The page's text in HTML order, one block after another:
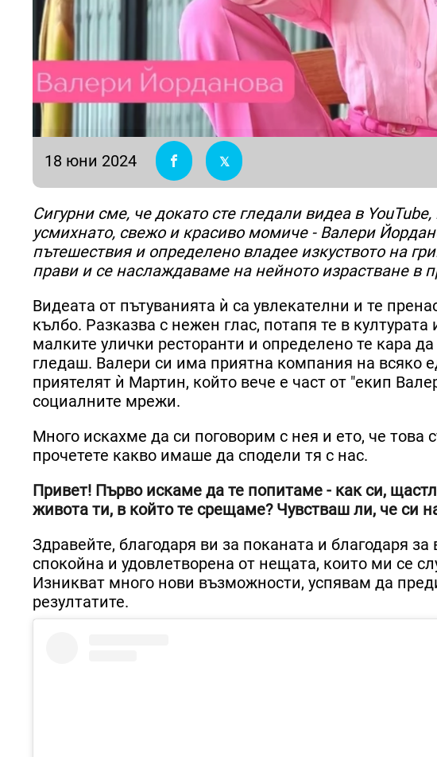
18 юни 2024
Сигурни сме, че докато сте гледали видеа в
усмихнато, свежо и красиво момиче - Валери
пътешествия и определено владее изкуството на
прави и се наслаждаваме на нейното израстване в
Видеата от пътуванията ѝ са увлекателни и те
кълбо. Разказва с нежен глас, потапя те в
малките улички ресторанти и определено те кара
гледаш. Валери си има приятна компания на всяко
приятелят ѝ Мартин, който вече е част от "екип
социалните мрежи.
Много искахме да си поговорим с нея и ето, че това
прочетете какво имаше да сподели тя с нас.
Привет! Първо искаме да те попитаме - как си,
живота ти, в който те срещаме? Чувстваш ли, че си
Здравейте, благодаря ви за поканата и благодаря
спокойна и удовлетворена от нещата, които ми се
Изникват много нови възможности, успявам да
резултатите.